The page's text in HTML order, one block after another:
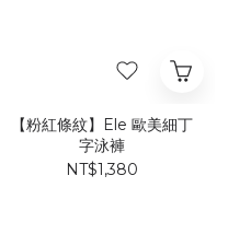
【粉紅條紋】Ele 歐美細丁
字泳褲​
NT$1,380